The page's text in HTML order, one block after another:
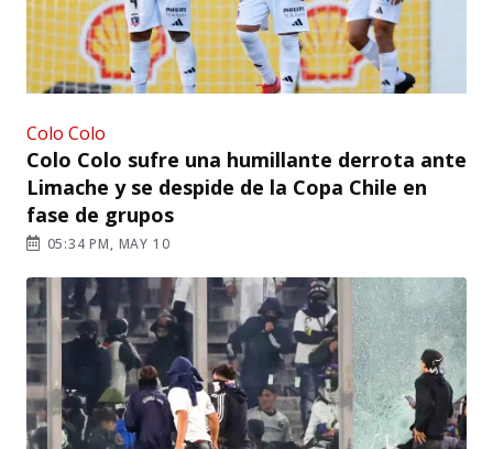
Colo Colo
Colo Colo sufre una humillante derrota ante
Limache y se despide de la Copa Chile en
fase de grupos
05:34 PM, MAY 10